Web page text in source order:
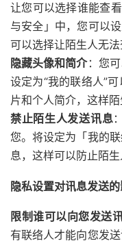
让您可以选择谁能查
与安全」中，您可以
可以选择让陌生人无
隐藏头像和简介：您
设定为“我的联络人”
片和个人简介，这样陌
禁止陌生人发送讯息
您。将设定为「我的
息，这样可以防止陌
隐私设置对讯息发送
限制谁可以向您发送
有联络人才能向您发